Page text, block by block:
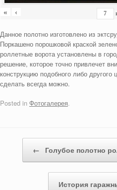
« ‹
Данное полотно изготовлено из
Поркашено порошковой краской
роллетные ворота установлены в
решение, которое точно привлечет
конструкцию подобного либо другого
сделать всегда можно.
Posted in Фотогалерея.
← Голубое полотно
История